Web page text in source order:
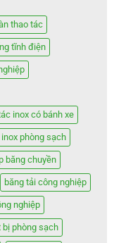
thao tác
tĩnh điện
inox có bánh xe
phòng sạch
băng chuyền
băng tải công nghiệp
nghiệp
bị phòng sạch